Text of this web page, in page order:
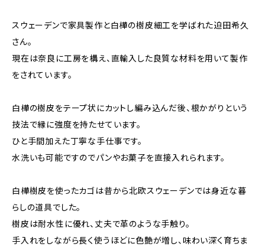
スウェーデンで家具製作と白樺の樹皮細工を学ばれた迫田希久
さん。
現在は奈良に工房を構え、直輸入した良質な材料を用いて製作
をされています。
白樺の樹皮をテープ状にカットし編み込んだ後、根かがりという
技法で縁に強度を持たせています。
ひと手間加えた丁寧な手仕事です。
水洗いも可能ですのでパンやお菓子を直接入れられます。
白樺樹皮を使ったカゴは昔から北欧スウェーデンでは身近な暮
らしの道具でした。
樹皮は耐水性に優れ、丈夫で革のような手触り。
手入れをしながら長く使うほどに色艶が増し、味わい深く育ちま